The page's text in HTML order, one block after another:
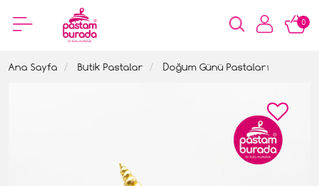
0
Ana Sayfa Butik Pastalar Doğum Günü Pastaları